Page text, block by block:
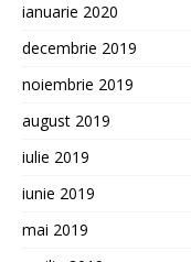
ianuarie 2020
decembrie 2019
noiembrie 2019
august 2019
iulie 2019
iunie 2019
mai 2019